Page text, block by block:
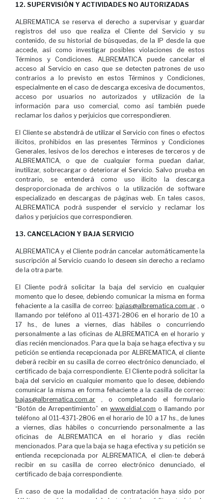
12. SUPERVISIÓN Y ACTIVIDADES NO AUTORIZADAS
ALBREMATICA se reserva el derecho a supervisar y guardar
registros del uso que realiza el Cliente del Servicio y su
contenido, de su historial de búsquedas, de la IP desde la que
accede, así como investigar posibles violaciones de estos
Términos y Condiciones. ALBREMATICA puede cancelar el
acceso al Servicio en caso que se detecten patrones de uso
contrarios a lo previsto en estos Términos y Condiciones,
especialmente en el caso de descarga excesiva de documentos,
acceso por usuarios no autorizados y utilización de la
información para uso comercial, como así también puede
reclamar los daños y perjuicios que correspondieren.
El Cliente se abstendrá de utilizar el Servicio con fines o efectos
ilícitos, prohibidos en las presentes Términos y Condiciones
Generales, lesivos de los derechos e intereses de terceros y de
ALBREMATICA, o que de cualquier forma puedan dañar,
inutilizar, sobrecargar o deteriorar el Servicio. Salvo prueba en
contrario, se entenderá como uso ilícito la descarga
desproporcionada de archivos o la utilización de software
especializado en descargas de páginas web. En tales casos,
ALBREMATICA podrá suspender el servicio y reclamar los
daños y perjuicios que correspondieren.
13. CANCELACION Y BAJA SERVICIO
ALBREMATICA y el Cliente podrán cancelar automáticamente la
suscripción al Servicio cuando lo deseen sin derecho a reclamo
de la otra parte.
El Cliente podrá solicitar la baja del servicio en cualquier
momento que lo desee, debiendo comunicar la misma en forma
fehaciente a la casilla de correo: bajas@albrematica.com.ar, o
llamando por teléfono al 011-4371-2806 en el horario de 10 a
17 hs., de lunes a viernes, días hábiles o concurriendo
personalmente a las oficinas de ALBREMATICA en el horario y
días recién mencionados. Para que la baja se haga efectiva y su
petición se entienda recepcionada por ALBREMATICA, el cliente
deberá recibir en su casilla de correo electrónico denunciado, el
certificado de baja correspondiente. El Cliente podrá solicitar la
baja del servicio en cualquier momento que lo desee, debiendo
comunicar la misma en forma fehaciente a la casilla de correo:
bajas@albrematica.com.ar , o completando el formulario
“Botón de Arrepentimiento” en www.eldial.com o llamando por
teléfono al 011-4371-2806 en el horario de 10 a 17 hs., de lunes
a viernes, días hábiles o concurriendo personalmente a las
oficinas de ALBREMATICA en el horario y días recién
mencionados. Para que la baja se haga efectiva y su petición se
entienda recepcionada por ALBREMATICA, el clien-te deberá
recibir en su casilla de correo electrónico denunciado, el
certificado de baja correspondiente.
En caso de que la modalidad de contratación haya sido por